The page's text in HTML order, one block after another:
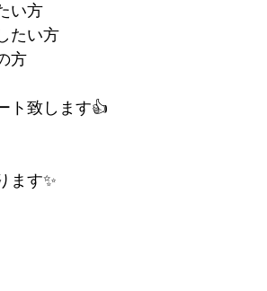
い方
たい方
方
ト致します👍
ます✨